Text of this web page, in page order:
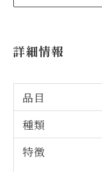
詳細情報
品目
種類
特徴